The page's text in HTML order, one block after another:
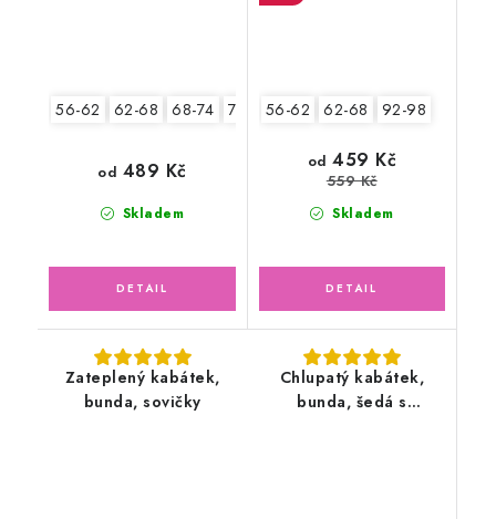
56-62 62-68 68-74 74-80 80-86
Skladem
od 489 Kč
56-62 62-68 92-98
Skladem
od 459 Kč
559 Kč
Zateplený kabátek,
bunda, sovičky
Chlupatý kabátek,
bunda, šedá s